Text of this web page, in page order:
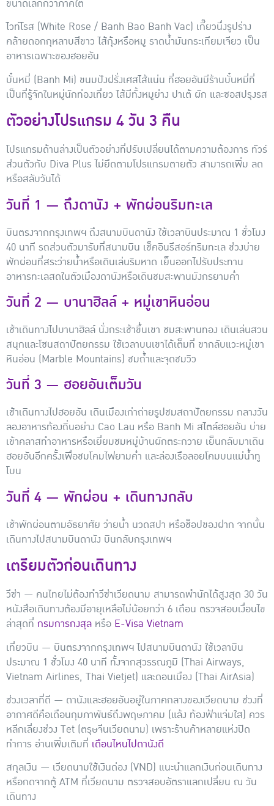
ขนาดเล็กกว่าภาคใต้
ไวท์โรส (White Rose / Banh Bao Banh Vac) เกี๊ยวนึ่งรูปร่าง
คล้ายดอกกุหลาบสีขาว ไส้กุ้งหรือหมู ราดน้ำมันกระเทียมเจียว เป็น
อาหารเฉพาะของฮอยอัน
บั๋นหมี่ (Banh Mi) ขนมปังฝรั่งเศสไส้แน่น ที่ฮอยอันมีร้านบั๋นหมี่ที่
เป็นที่รู้จักในหมู่นักท่องเที่ยว ไส้มีทั้งหมูย่าง ปาเต้ ผัก และซอสปรุงรส
ตัวอย่างโปรแกรม 4 วัน 3 คืน
โปรแกรมด้านล่างเป็นตัวอย่างที่ปรับเปลี่ยนได้ตามความต้องการ ทัวร์
ส่วนตัวกับ Diva Plus ไม่ยึดตามโปรแกรมตายตัว สามารถเพิ่ม ลด
หรือสลับวันได้
วันที่ 1 — ถึงดานัง + พักผ่อนริมทะเล
บินตรงจากกรุงเทพฯ ถึงสนามบินดานัง ใช้เวลาบินประมาณ 1 ชั่วโมง
40 นาที รถส่วนตัวมารับที่สนามบิน เช็คอินรีสอร์ทริมทะเล ช่วงบ่าย
พักผ่อนที่สระว่ายน้ำหรือเดินเล่นริมหาด เย็นออกไปรับประทาน
อาหารทะเลสดในตัวเมืองดานังหรือเดินชมสะพานมังกรยามค่ำ
วันที่ 2 — บานาฮิลล์ + หมู่เขาหินอ่อน
เช้าเดินทางไปบานาฮิลล์ นั่งกระเช้าขึ้นเขา ชมสะพานทอง เดินเล่นสวน
สนุกและโซนสถาปัตยกรรม ใช้เวลาบนเขาได้เต็มที่ ขากลับแวะหมู่เขา
หินอ่อน (Marble Mountains) ชมถ้ำและจุดชมวิว
วันที่ 3 — ฮอยอันเต็มวัน
เช้าเดินทางไปฮอยอัน เดินเมืองเก่าถ่ายรูปชมสถาปัตยกรรม กลางวัน
ลองอาหารท้องถิ่นอย่าง Cao Lau หรือ Banh Mi สไตล์ฮอยอัน บ่าย
เข้าคลาสทำอาหารหรือเยี่ยมชมหมู่บ้านผักตระกวาย เย็นกลับมาเดิน
ฮอยอันอีกครั้งเพื่อชมโคมไฟยามค่ำ และล่องเรือลอยโคมบนแม่น้ำทู
โบน
วันที่ 4 — พักผ่อน + เดินทางกลับ
เช้าพักผ่อนตามอัธยาศัย ว่ายน้ำ นวดสปา หรือช็อปของฝาก จากนั้น
เดินทางไปสนามบินดานัง บินกลับกรุงเทพฯ
เตรียมตัวก่อนเดินทาง
วีซ่า — คนไทยไม่ต้องทำวีซ่าเวียดนาม สามารถพำนักได้สูงสุด 30 วัน
หนังสือเดินทางต้องมีอายุเหลือไม่น้อยกว่า 6 เดือน ตรวจสอบเงื่อนไข
ล่าสุดที่ กรมการกงสุล หรือ E-Visa Vietnam
เที่ยวบิน — บินตรงจากกรุงเทพฯ ไปสนามบินดานัง ใช้เวลาบิน
ประมาณ 1 ชั่วโมง 40 นาที ทั้งจากสุวรรณภูมิ (Thai Airways,
Vietnam Airlines, Thai Vietjet) และดอนเมือง (Thai AirAsia)
ช่วงเวลาที่ดี — ดานังและฮอยอันอยู่ในภาคกลางของเวียดนาม ช่วงที่
อากาศดีคือเดือนกุมภาพันธ์ถึงพฤษภาคม (แล้ง ท้องฟ้าแจ่มใส) ควร
หลีกเลี่ยงช่วง Tet (ตรุษจีนเวียดนาม) เพราะร้านค้าหลายแห่งปิด
ทำการ อ่านเพิ่มเติมที่ เดือนไหนไปดานังดี
สกุลเงิน — เวียดนามใช้เงินด่อง (VND) แนะนำแลกเงินก่อนเดินทาง
หรือกดจากตู้ ATM ที่เวียดนาม ตรวจสอบอัตราแลกเปลี่ยน ณ วัน
เดินทาง